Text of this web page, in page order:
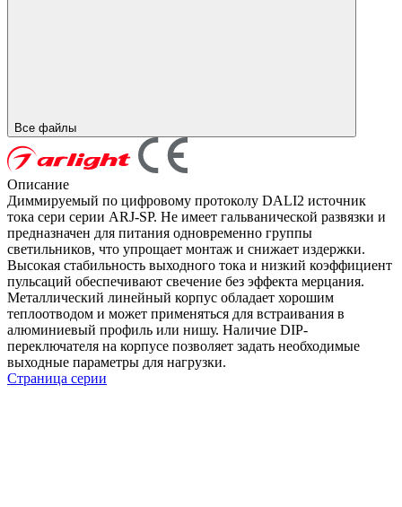
Все файлы
Описание
Диммируемый по цифровому протоколу DALI2 источник
тока сери серии ARJ-SP. Не имеет гальванической развязки и
предназначен для питания одновременно группы
светильников, что упрощает монтаж и снижает издержки.
Высокая стабильность выходного тока и низкий коэффициент
пульсаций обеспечивают свечение без эффекта мерцания.
Металлический линейный корпус обладает хорошим
теплоотводом и может применяться для встраивания в
алюминиевый профиль или нишу. Наличие DIP-
переключателя на корпусе позволяет задать необходимые
выходные параметры для нагрузки.
Страница серии